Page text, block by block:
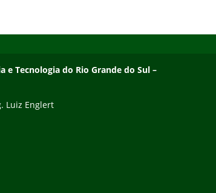
e Tecnologia do Rio Grande do Sul –
Luiz Englert